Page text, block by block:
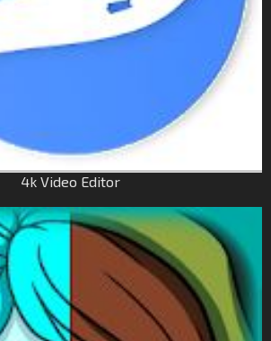
4k Video Editor